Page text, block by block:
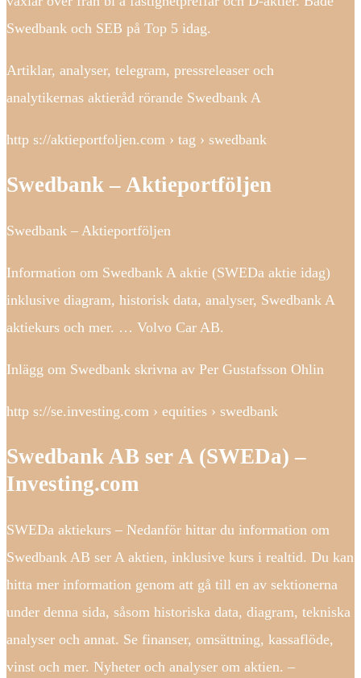
Swedbank och SEB på Top 5 idag.
Artiklar, analyser, telegram, pressreleaser och
analytikernas aktieråd rörande Swedbank A
http s://aktieportfoljen.com › tag › swedbank
Swedbank – Aktieportföljen
Swedbank – Aktieportföljen
Information om Swedbank A aktie (SWEDa aktie idag)
inklusive diagram, historisk data, analyser, Swedbank A
aktiekurs och mer. … Volvo Car AB.
Inlägg om Swedbank skrivna av Per Gustafsson Ohlin
http s://se.investing.com › equities › swedbank
Swedbank AB ser A (SWEDa) –
Investing.com
SWEDa aktiekurs – Nedanför hittar du information om
Swedbank AB ser A aktien, inklusive kurs i realtid. Du kan
hitta mer information genom att gå till en av sektionerna
under denna sida, såsom historiska data, diagram, tekniska
analyser och annat. Se finanser, omsättning, kassaflöde,
vinst och mer. Nyheter och analyser om aktien. –